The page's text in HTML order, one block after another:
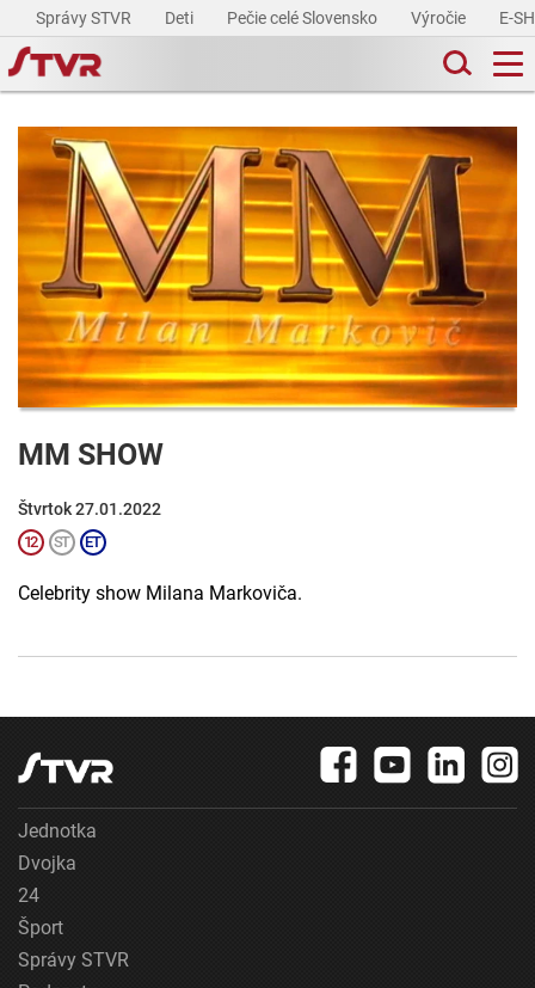
Správy STVR Deti Pečie celé Slovensko Výročie E-
MM SHOW
Štvrtok 27.01.2022
Celebrity show Milana Markoviča.
Jednotka
Dvojka
24
Šport
Správy STVR